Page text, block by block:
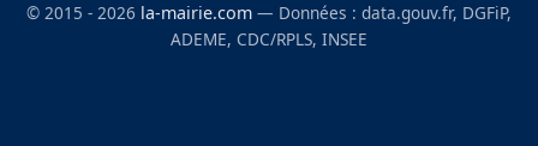
© 2015 - 2026 la-mairie.com — Données : data.gouv.fr, DGFiP,
ADEME, CDC/RPLS, INSEE